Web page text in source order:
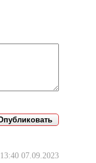
13:40 07.09.2023